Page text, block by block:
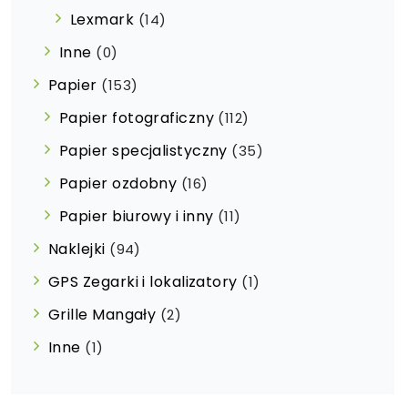
Lexmark (14)
Inne (0)
Papier (153)
Papier fotograficzny (112)
Papier specjalistyczny (35)
Papier ozdobny (16)
Papier biurowy i inny (11)
Naklejki (94)
GPS Zegarki i lokalizatory (1)
Grille Mangały (2)
Inne (1)